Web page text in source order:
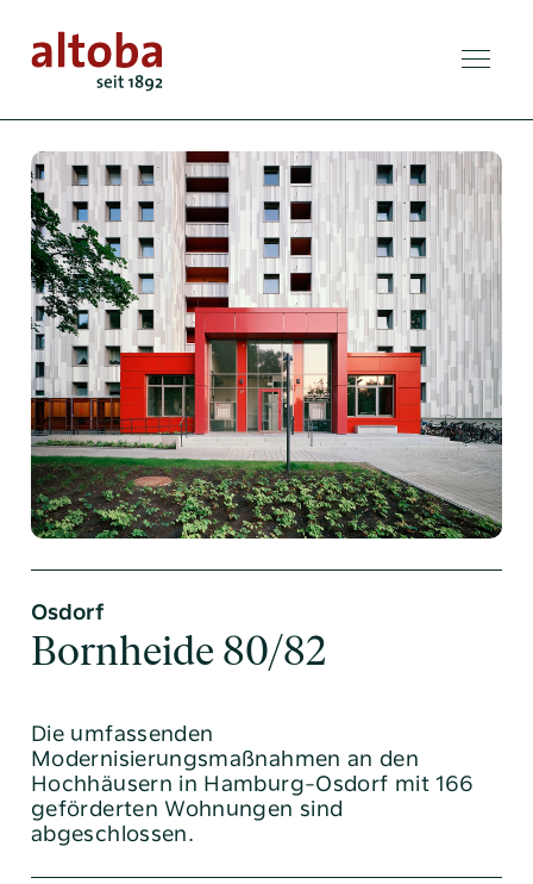
Tel:
040 / 38 90 10 – 0
E-Mail:
post@altoba.de
Wunschtermin vereinbaren
Osdorf
Bornheide 80/82
Die umfassenden
Modernisierungsmaßnahmen an den
Hochhäusern in Hamburg-Osdorf mit 166
geförderten Wohnungen sind
abgeschlossen.